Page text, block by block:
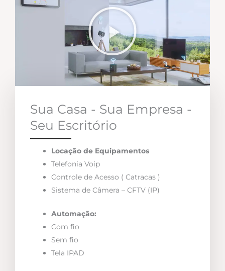
Sua Casa - Sua Empresa -
Seu Escritório
Locação de Equipamentos
Telefonia Voip
Controle de Acesso ( Catracas )
Sistema de Câmera – CFTV (IP)
Automação:
Com fio
Sem fio
Tela IPAD